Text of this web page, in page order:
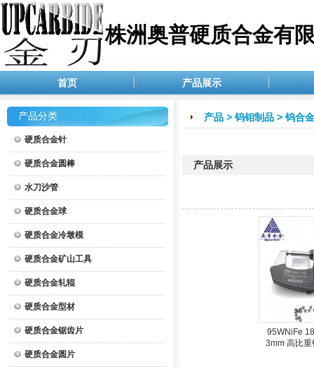
株洲奥普硬质合金有
首页 产品展示
产品分类
硬质合金针
硬质合金圆棒
水刀沙管
硬质合金球
硬质合金冷墩模
硬质合金矿山工具
硬质合金轧辊
硬质合金型材
硬质合金锯齿片
硬质合金圆片
产品 > 钨钼制品 > 钨合
产品展示
95WNiFe
3mm 高比重